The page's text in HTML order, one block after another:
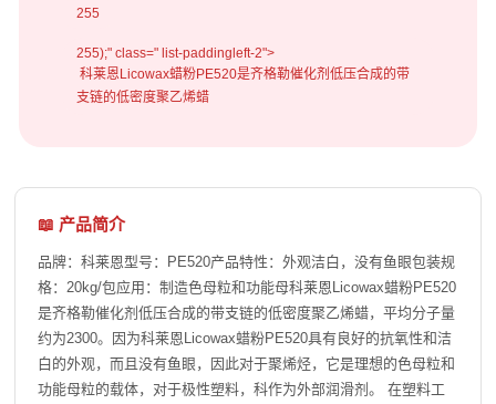
255
255);" class=" list-paddingleft-2">
科莱恩Licowax蜡粉PE520是齐格勒催化剂低压合成的带
支链的低密度聚乙烯蜡
📖 产品简介
品牌：科莱恩型号：PE520产品特性：外观洁白，没有鱼眼包装规
格：20kg/包应用：制造色母粒和功能母科莱恩Licowax蜡粉PE520
是齐格勒催化剂低压合成的带支链的低密度聚乙烯蜡，平均分子量
约为2300。因为科莱恩Licowax蜡粉PE520具有良好的抗氧性和洁
白的外观，而且没有鱼眼，因此对于聚烯烃，它是理想的色母粒和
功能母粒的载体，对于极性塑料，科作为外部润滑剂。 在塑料工